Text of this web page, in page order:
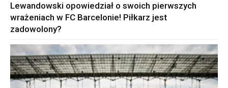
Lewandowski opowiedział o swoich pierwszych
wrażeniach w FC Barcelonie! Piłkarz jest
zadowolony?